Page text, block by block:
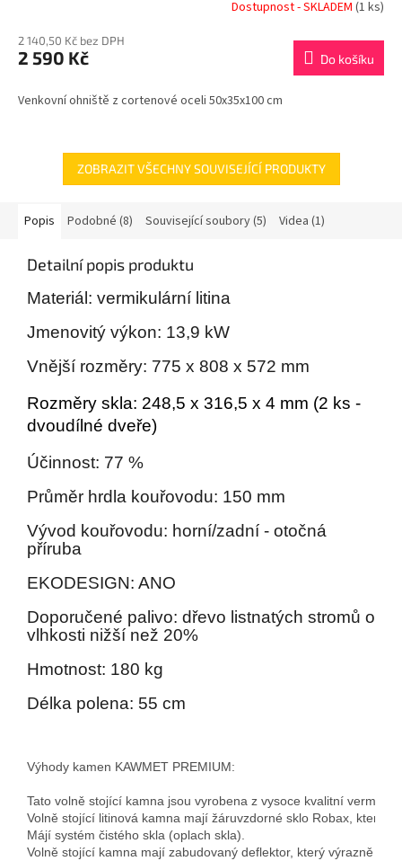
Dostupnost - SKLADEM (1 ks)
2 140,50 Kč bez DPH
2 590 Kč Do košíku
Venkovní ohniště z cortenové oceli 50x35x100 cm
ZOBRAZIT VŠECHNY SOUVISEJÍCÍ PRODUKTY
Popis Podobné (8) Související soubory (5) Videa (1)
Detailní popis produktu
Materiál: vermikulární litina
Jmenovitý výkon: 13,9 kW
Vnější rozměry: 775 x 808 x 572 mm
Rozměry skla: 248,5 x 316,5 x 4 mm (2 ks -
dvoudílné dveře)
Účinnost: 77 %
Průměr hrdla kouřovodu: 150 mm
Vývod kouřovodu: horní/zadní - otočná
příruba
EKODESIGN: ANO
Doporučené palivo: dřevo listnatých stromů o
vlhkosti nižší než 20%
Hmotnost: 180 kg
Délka polena: 55 cm
Výhody kamen KAWMET PREMIUM:
Tato volně stojící kamna jsou vyrobena z vysoce kvalitní
Volně stojící litinová kamna mají žáruvzdorné sklo Robax, které
Májí systém čistého skla (oplach skla).
Volně stojící kamna mají zabudovaný deflektor, který výrazně